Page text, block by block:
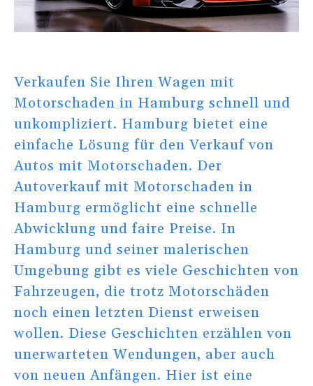
Verkaufen Sie Ihren Wagen mit
Motorschaden in Hamburg schnell und
unkompliziert. Hamburg bietet eine
einfache Lösung für den Verkauf von
Autos mit Motorschaden. Der
Autoverkauf mit Motorschaden in
Hamburg ermöglicht eine schnelle
Abwicklung und faire Preise. In
Hamburg und seiner malerischen
Umgebung gibt es viele Geschichten von
Fahrzeugen, die trotz Motorschäden
noch einen letzten Dienst erweisen
wollen. Diese Geschichten erzählen von
unerwarteten Wendungen, aber auch
von neuen Anfängen. Hier ist eine